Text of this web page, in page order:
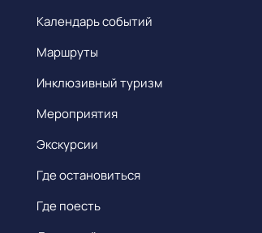
Календарь событий
Маршруты
Инклюзивный туризм
Мероприятия
Экскурсии
Где остановиться
Где поесть